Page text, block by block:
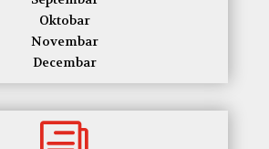
Oktobar
Novembar
Decembar